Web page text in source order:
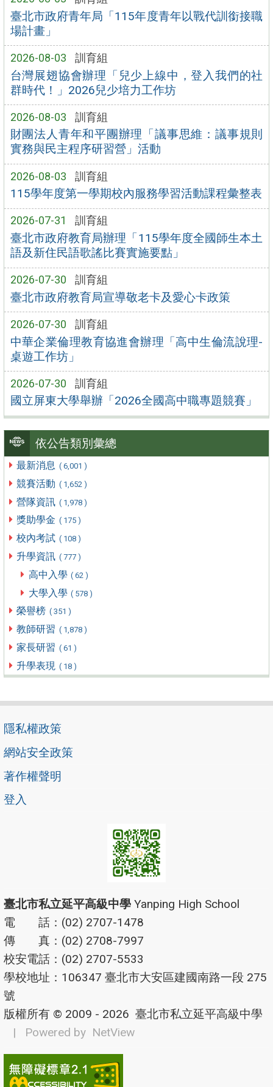
臺北市政府青年局「115年度青年以戰代訓銜接職
場計畫」
2026-08-03 訓育組
台灣展翅協會辦理「兒少上線中，登入我們的社
群時代！」2026兒少培力工作坊
2026-08-03 訓育組
財團法人青年和平團辦理「議事思維：議事規則
實務與民主程序研習營」活動
2026-08-03 訓育組
115學年度第一學期校內服務學習活動課程彙整表
2026-07-31 訓育組
臺北市政府教育局辦理「115學年度全國師生本土
語及新住民語歌謠比賽實施要點」
2026-07-30 訓育組
臺北市政府教育局宣導敬老卡及愛心卡政策
2026-07-30 訓育組
中華企業倫理教育協進會辦理「高中生倫流說理-
桌遊工作坊」
2026-07-30 訓育組
國立屏東大學舉辦「2026全國高中職專題競賽」
依公告類別彙總
最新消息 ( 6,001 )
競賽活動 ( 1,652 )
營隊資訊 ( 1,978 )
獎助學金 ( 175 )
校內考試 ( 108 )
升學資訊 ( 777 )
高中入學 ( 62 )
大學入學 ( 578 )
榮譽榜 ( 351 )
教師研習 ( 1,878 )
家長研習 ( 61 )
升學表現 ( 18 )
隱私權政策
網站安全政策
著作權聲明
登入
臺北市私立延平高級中學 Yanping High School
電 話：(02) 2707-1478
傳 真：(02) 2708-7997
校安電話：(02) 2707-5533
學校地址：106347 臺北市大安區建國南路一段 275
號
版權所有 © 2009 - 2026 臺北市私立延平高級中學
| Powered by NetView